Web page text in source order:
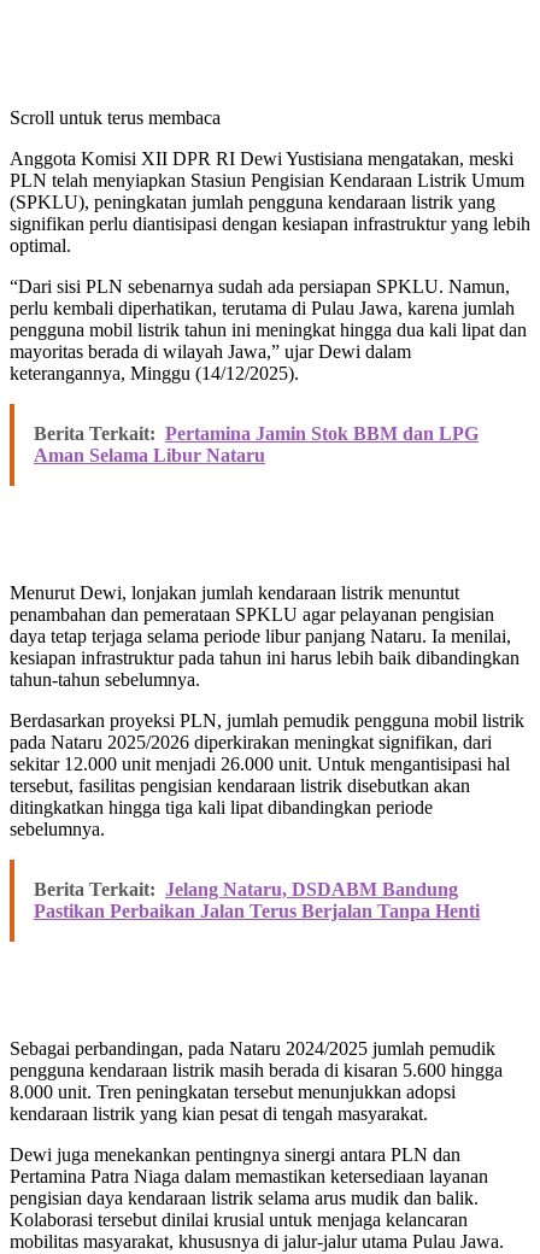
Scroll untuk terus membaca
Anggota Komisi XII DPR RI Dewi Yustisiana mengatakan, meski
PLN telah menyiapkan Stasiun Pengisian Kendaraan Listrik Umum
(SPKLU), peningkatan jumlah pengguna kendaraan listrik yang
signifikan perlu diantisipasi dengan kesiapan infrastruktur yang lebih
optimal.
“Dari sisi PLN sebenarnya sudah ada persiapan SPKLU. Namun,
perlu kembali diperhatikan, terutama di Pulau Jawa, karena jumlah
pengguna mobil listrik tahun ini meningkat hingga dua kali lipat dan
mayoritas berada di wilayah Jawa,” ujar Dewi dalam
keterangannya, Minggu (14/12/2025).
Berita Terkait: Pertamina Jamin Stok BBM dan LPG
Aman Selama Libur Nataru
Menurut Dewi, lonjakan jumlah kendaraan listrik menuntut
penambahan dan pemerataan SPKLU agar pelayanan pengisian
daya tetap terjaga selama periode libur panjang Nataru. Ia menilai,
kesiapan infrastruktur pada tahun ini harus lebih baik dibandingkan
tahun-tahun sebelumnya.
Berdasarkan proyeksi PLN, jumlah pemudik pengguna mobil listrik
pada Nataru 2025/2026 diperkirakan meningkat signifikan, dari
sekitar 12.000 unit menjadi 26.000 unit. Untuk mengantisipasi hal
tersebut, fasilitas pengisian kendaraan listrik disebutkan akan
ditingkatkan hingga tiga kali lipat dibandingkan periode
sebelumnya.
Berita Terkait: Jelang Nataru, DSDABM Bandung
Pastikan Perbaikan Jalan Terus Berjalan Tanpa Henti
Sebagai perbandingan, pada Nataru 2024/2025 jumlah pemudik
pengguna kendaraan listrik masih berada di kisaran 5.600 hingga
8.000 unit. Tren peningkatan tersebut menunjukkan adopsi
kendaraan listrik yang kian pesat di tengah masyarakat.
Dewi juga menekankan pentingnya sinergi antara PLN dan
Pertamina Patra Niaga dalam memastikan ketersediaan layanan
pengisian daya kendaraan listrik selama arus mudik dan balik.
Kolaborasi tersebut dinilai krusial untuk menjaga kelancaran
mobilitas masyarakat, khususnya di jalur-jalur utama Pulau Jawa.